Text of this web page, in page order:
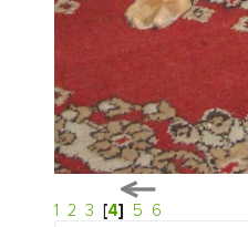
1 2 3 [4] 5 6